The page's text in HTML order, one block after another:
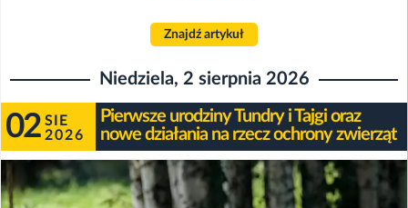
Znajdź artykuł
Niedziela, 2 sierpnia 2026
02 SIE
2026
Pierwsze urodziny Tundry i Tajgi oraz
nowe działania na rzecz ochrony zwierząt